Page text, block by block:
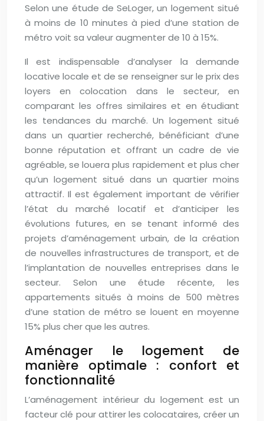
Selon une étude de SeLoger, un logement situé
à moins de 10 minutes à pied d’une station de
métro voit sa valeur augmenter de 10 à 15%.
Il est indispensable d’analyser la demande
locative locale et de se renseigner sur le prix des
loyers en colocation dans le secteur, en
comparant les offres similaires et en étudiant
les tendances du marché. Un logement situé
dans un quartier recherché, bénéficiant d’une
bonne réputation et offrant un cadre de vie
agréable, se louera plus rapidement et plus cher
qu’un logement situé dans un quartier moins
attractif. Il est également important de vérifier
l’état du marché locatif et d’anticiper les
évolutions futures, en se tenant informé des
projets d’aménagement urbain, de la création
de nouvelles infrastructures de transport, et de
l’implantation de nouvelles entreprises dans le
secteur. Selon une étude récente, les
appartements situés à moins de 500 mètres
d’une station de métro se louent en moyenne
15% plus cher que les autres.
Aménager le logement de
manière optimale : confort et
fonctionnalité
L’aménagement intérieur du logement est un
facteur clé pour attirer les colocataires, créer un